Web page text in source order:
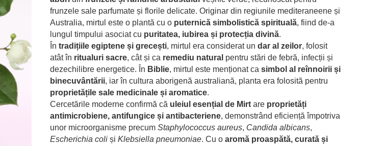
frunzele sale parfumate și florile delicate. Originar din regiunile mediteraneene și
Australia, mirtul este o plantă cu o puternică simbolistică spirituală, fiind de-a
lungul timpului asociat cu puritatea, iubirea și protecția divină.
În tradițiile egiptene și grecești, mirtul era considerat un dar al zeilor, folosit
atât în ritualuri sacre, cât și ca remediu natural pentru stări de febră, infecții și
dezechilibre energetice. În Biblie, mirtul este menționat ca simbol al reînnoirii și
binecuvântării, iar în cultura aborigenă australiană, planta era folosită pentru
proprietățile sale medicinale și aromatice.
Cercetările moderne confirmă că uleiul esențial de Mirt are proprietăți
antimicrobiene, antifungice și antibacteriene, demonstrând eficiență împotriva
unor microorganisme precum Staphylococcus aureus, Candida albicans,
Escherichia coli și Klebsiella pneumoniae. Cu o aromă proaspătă, curată și